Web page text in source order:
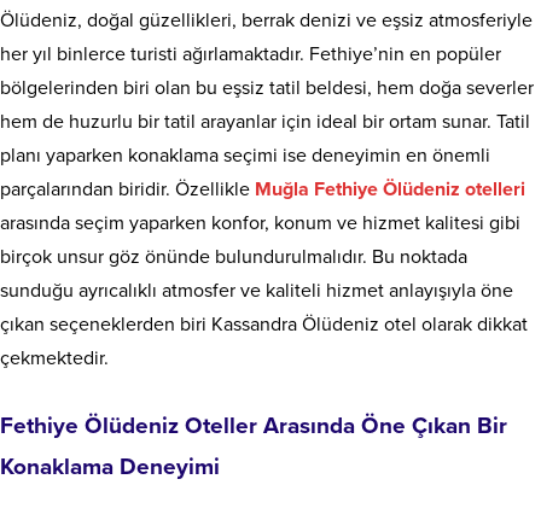
Ölüdeniz, doğal güzellikleri, berrak denizi ve eşsiz atmosferiyle
her yıl binlerce turisti ağırlamaktadır. Fethiye’nin en popüler
bölgelerinden biri olan bu eşsiz tatil beldesi, hem doğa severler
hem de huzurlu bir tatil arayanlar için ideal bir ortam sunar. Tatil
planı yaparken konaklama seçimi ise deneyimin en önemli
parçalarından biridir. Özellikle Muğla Fethiye Ölüdeniz otelleri
arasında seçim yaparken konfor, konum ve hizmet kalitesi gibi
birçok unsur göz önünde bulundurulmalıdır. Bu noktada
sunduğu ayrıcalıklı atmosfer ve kaliteli hizmet anlayışıyla öne
çıkan seçeneklerden biri Kassandra Ölüdeniz otel olarak dikkat
çekmektedir.
Fethiye Ölüdeniz Oteller Arasında Öne Çıkan Bir
Konaklama Deneyimi